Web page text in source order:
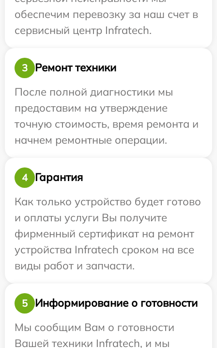
обеспечим перевозку за наш счет в
сервисный центр Infratech.
3
Ремонт техники
После полной диагностики мы
предоставим на утверждение
точную стоимость, время ремонта и
начнем ремонтные операции.
4
Гарантия
Как только устройство будет готово
и оплаты услуги Вы получите
фирменный сертификат на ремонт
устройства Infratech сроком на все
виды работ и запчасти.
5
Информирование о готовности
Мы сообщим Вам о готовности
Вашей техники Infratech, и мы